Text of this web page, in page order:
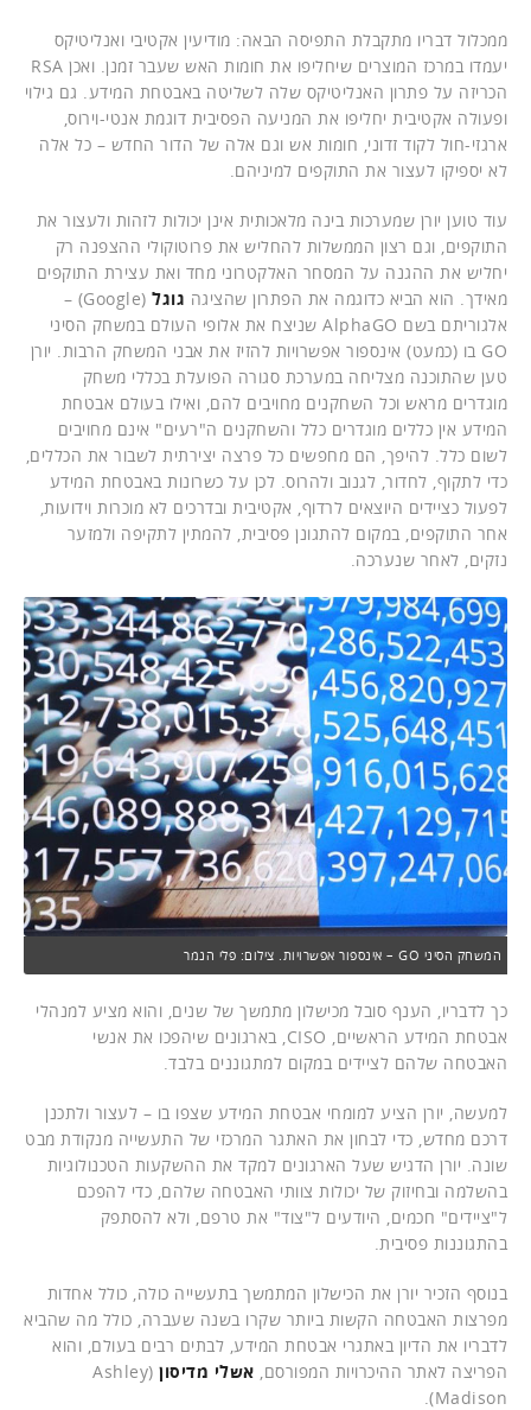
ממכלול דבריו מתקבלת התפיסה הבאה: מודיעין אקטיבי ואנליטיקס
יעמדו במרכז המוצרים שיחליפו את חומות האש שעבר זמנן. ואכן RSA
הכריזה על פתרון האנליטיקס שלה לשליטה באבטחת המידע. גם גילוי
ופעולה אקטיבית יחליפו את המניעה הפסיבית דוגמת אנטי-וירוס,
ארגזי-חול לקוד זדוני, חומות אש וגם אלה של הדור החדש – כל אלה
לא יספיקו לעצור את התוקפים למיניהם.
עוד טוען יורן שמערכות בינה מלאכותית אינן יכולות לזהות ולעצור את
התוקפים, וגם רצון הממשלות להחליש את פרוטוקולי ההצפנה רק
יחליש את ההגנה על המסחר האלקטרוני מחד ואת עצירת התוקפים
מאידך. הוא הביא כדוגמה את הפתרון שהציגה גוגל
(Google) –
אלגוריתם בשם AlphaGO שניצח את אלופי העולם במשחק הסיני
GO בו (כמעט) אינספור אפשרויות להזיז את אבני המשחק הרבות. יורן
טען שהתוכנה מצליחה במערכת סגורה הפועלת בכללי משחק
מוגדרים מראש וכל השחקנים מחויבים להם, ואילו בעולם אבטחת
המידע אין כללים מוגדרים כלל והשחקנים ה"רעים" אינם מחויבים
לשום כלל. להיפך, הם מחפשים כל פרצה יצירתית לשבור את הכללים,
כדי לתקוף, לחדור, לגנוב ולהרוס. לכן על כשרונות באבטחת המידע
לפעול כציידים היוצאים לרדוף, אקטיבית ובדרכים לא מוכרות וידועות,
אחר התוקפים, במקום להתגונן פסיבית, להמתין לתקיפה ולמזער
נזקים, לאחר שנערכה.
המשחק הסיני GO – אינספור אפשרויות. צילום: פלי הנמר
כך לדבריו, הענף סובל מכישלון מתמשך של שנים, והוא מציע למנהלי
אבטחת המידע הראשיים, CISO, בארגונים שיהפכו את אנשי
האבטחה שלהם לציידים במקום למתגוננים בלבד.
למעשה, יורן הציע למומחי אבטחת המידע שצפו בו – לעצור ולתכנן
דרכם מחדש, כדי לבחון את האתגר המרכזי של התעשייה מנקודת מבט
שונה. יורן הדגיש שעל הארגונים למקד את ההשקעות הטכנולוגיות
בהשלמה ובחיזוק של יכולות צוותי האבטחה שלהם, כדי להפכם
ל"ציידים" חכמים, היודעים ל"צוד" את טרפם, ולא להסתפק
בהתגוננות פסיבית.
בנוסף הזכיר יורן את הכישלון המתמשך בתעשייה כולה, כולל אחדות
מפרצות האבטחה הקשות ביותר שקרו בשנה שעברה, כולל מה שהביא
לדבריו את הדיון באתגרי אבטחת המידע, לבתים רבים בעולם, והוא
הפריצה לאתר ההיכרויות המפורסם, אשלי מדיסון (Ashley
Madison).